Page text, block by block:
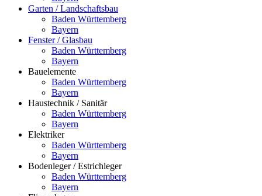
Garten / Landschaftsbau
Baden Württemberg
Bayern
Fenster / Glasbau
Baden Württemberg
Bayern
Bauelemente
Baden Württemberg
Bayern
Haustechnik / Sanitär
Baden Württemberg
Bayern
Elektriker
Baden Württemberg
Bayern
Bodenleger / Estrichleger
Baden Württemberg
Bayern